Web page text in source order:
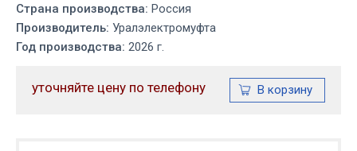
Страна производства: Россия
Производитель: Уралэлектромуфта
Год производства: 2026 г.
уточняйте цену по телефону